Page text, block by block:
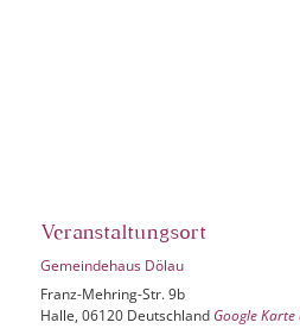
Veranstaltungsort
Gemeindehaus Dölau
Franz-Mehring-Str. 9b
Halle, 06120 Deutschland Google Karte